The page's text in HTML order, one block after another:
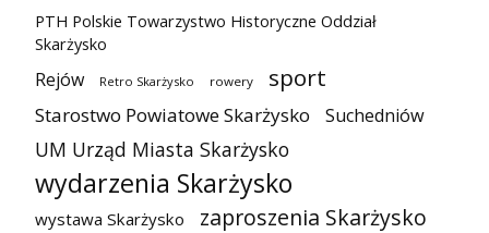
PTH Polskie Towarzystwo Historyczne Oddział
Skarżysko
Rejów Retro Skarżysko rowery sport
Starostwo Powiatowe Skarżysko Suchedniów
UM Urząd Miasta Skarżysko
wydarzenia Skarżysko
wystawa Skarżysko zaproszenia Skarżysko